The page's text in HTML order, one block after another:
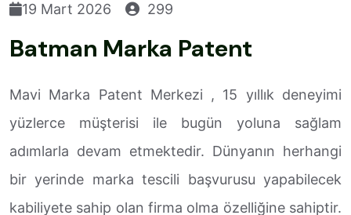
19 Mart 2026 299
Batman Marka Patent
Mavi Marka Patent Merkezi , 15 yıllık deneyimi
yüzlerce müşterisi ile bugün yoluna sağlam
adımlarla devam etmektedir. Dünyanın herhangi
bir yerinde marka tescili başvurusu yapabilecek
kabiliyete sahip olan firma olma özelliğine sahiptir.